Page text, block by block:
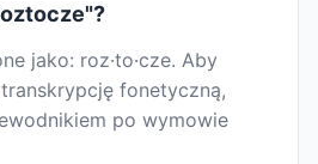
jako: roz·to·cze. Aby
fonetyczną,
po wymowie